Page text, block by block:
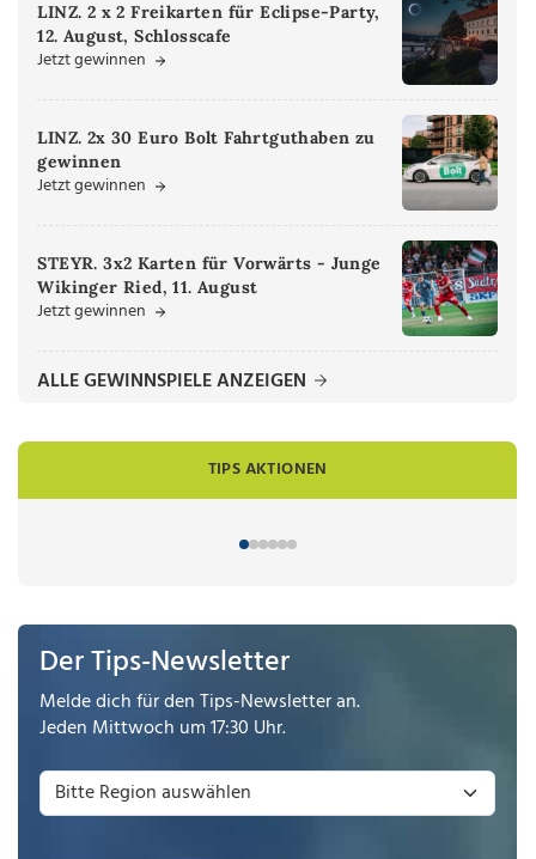
LINZ. 2 x 2 Freikarten für Eclipse-Party,
12. August, Schlosscafe
Jetzt gewinnen
LINZ. 2x 30 Euro Bolt Fahrtguthaben zu
gewinnen
Jetzt gewinnen
STEYR. 3x2 Karten für Vorwärts - Junge
Wikinger Ried, 11. August
Jetzt gewinnen
ALLE GEWINNSPIELE ANZEIGEN
TIPS AKTIONEN
Der Tips-Newsletter
Melde dich für den Tips-Newsletter an.
Jeden Mittwoch um 17:30 Uhr.